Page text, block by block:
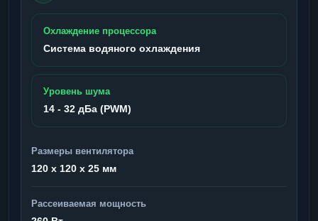
Охлаждение процессора
Система водяного охлаждения
Уровень шума
14 - 32 дБа (PWM)
Размеры вентилятора
120 x 120 x 25 мм
Рассеиваемая мощность